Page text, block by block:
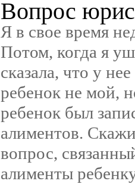
Вопрос
Я в свое время
Потом, когда я
сказала, что у
ребенок не мой,
ребенок был
алиментов.
вопрос,
алименты